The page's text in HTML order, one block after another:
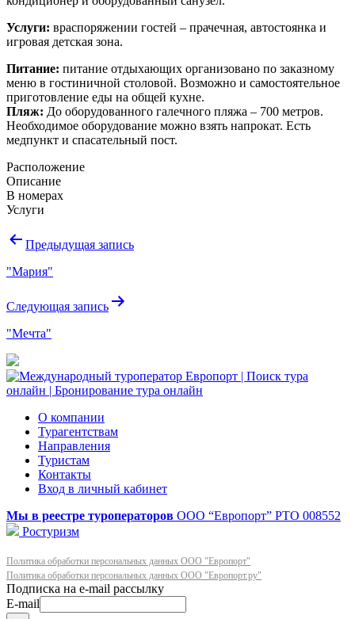
Услуги: враспоряжении гостей – прачечная, автостоянка и
игровая детская зона.
Питание: питание отдыхающих организовано по заказному
меню в гостиничной столовой. Возможно и самостоятельное
приготовление еды на общей кухне.
Пляж: До оборудованного галечного пляжа – 700 метров.
Необходимое оборудование можно взять напрокат. Есть
медпункт и спасательный пост.
Расположение
Описание
В номерах
Услуги
Навигация
записям
Предыдущая запись
"Мария"
Следующая запись
"Мечта"
О компании
Турагентствам
Направления
Туристам
Контакты
Вход в личный кабинет
Мы в реестре туроператоров ООО “Европорт” РТО 008552
Ростуризм
Политика обработки персональных данных ООО "Европорт"
Политика обработки персональных данных ООО "Европорт.ру"
E-mail